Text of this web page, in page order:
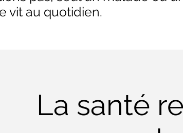
vit au quotidien.
La santé